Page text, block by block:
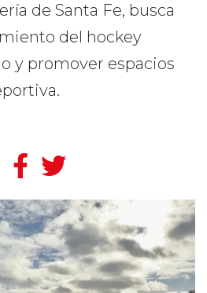
de Santa Fe, busca
del hockey
y promover espacios